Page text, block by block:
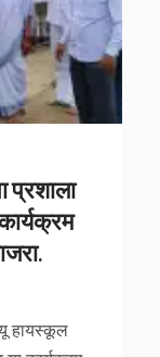
प्रशाला
हायस्कूल